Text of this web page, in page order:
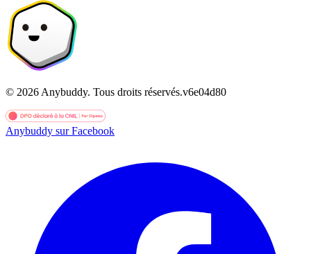
© 2026 Anybuddy. Tous droits réservés.v6e04d80
Anybuddy sur Facebook